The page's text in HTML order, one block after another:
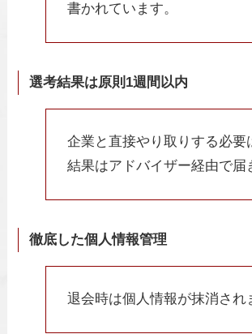
書かれています。
選考結果は原則1週間以内
企業と直接やり取りする必要
結果はアドバイザー経由で届
徹底した個人情報管理
退会時は個人情報が抹消され